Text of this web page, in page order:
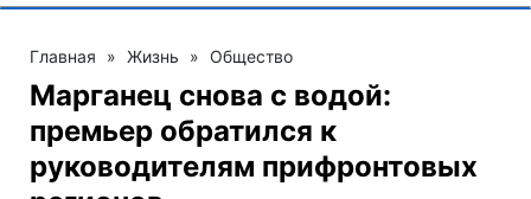
Главная » Жизнь » Общество
Марганец снова с водой:
премьер обратился к
руководителям прифронтовых